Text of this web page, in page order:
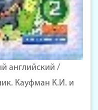
английский /
Кауфман К.И. и